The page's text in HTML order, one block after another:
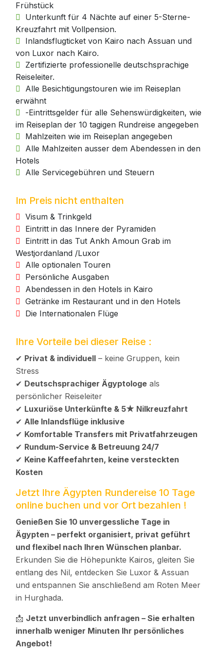
Frühstück
Unterkunft für 4 Nächte auf einer 5-Sterne-
Kreuzfahrt mit Vollpension.
Inlandsflugticket von Kairo nach Assuan und
von Luxor nach Kairo.
Zertifizierte professionelle deutschsprachige
Reiseleiter.
Alle Besichtigungstouren wie im Reiseplan
erwähnt
-Eintrittsgelder für alle Sehenswürdigkeiten, wie
im Reiseplan der 10 tagigen Rundreise angegeben
Mahlzeiten wie im Reiseplan angegeben
Alle Mahlzeiten ausser dem Abendessen in den
Hotels
Alle Servicegebühren und Steuern
Im Preis nicht enthalten
Visum & Trinkgeld
Eintritt in das Innere der Pyramiden
Eintritt in das Tut Ankh Amoun Grab im
Westjordanland /Luxor
Alle optionalen Touren
Persönliche Ausgaben
Abendessen in den Hotels in Kairo
Getränke im Restaurant und in den Hotels
Die Internationalen Flüge
Ihre Vorteile bei dieser Reise :
✔ Privat & individuell – keine Gruppen, kein
Stress
✔ Deutschsprachiger Ägyptologe als
persönlicher Reiseleiter
✔ Luxuriöse Unterkünfte & 5★ Nilkreuzfahrt
✔ Alle Inlandsflüge inklusive
✔ Komfortable Transfers mit Privatfahrzeugen
✔ Rundum-Service & Betreuung 24/7
✔ Keine Kaffeefahrten, keine versteckten
Kosten
Jetzt Ihre Ägypten Rundereise 10 Tage
online buchen und vor Ort bezahlen !
Genießen Sie 10 unvergessliche Tage in
Ägypten – perfekt organisiert, privat geführt
und flexibel nach Ihren Wünschen planbar.
Erkunden Sie die Höhepunkte Kairos, gleiten Sie
entlang des Nil, entdecken Sie Luxor & Assuan
und entspannen Sie anschließend am Roten Meer
in Hurghada.
📩 Jetzt unverbindlich anfragen – Sie erhalten
innerhalb weniger Minuten Ihr persönliches
Angebot!